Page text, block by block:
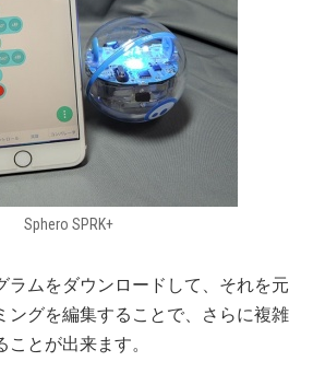
Sphero SPRK+
ラムをダウンロードして、それを元
ングを編集することで、さらに複雑
とが出来ます。